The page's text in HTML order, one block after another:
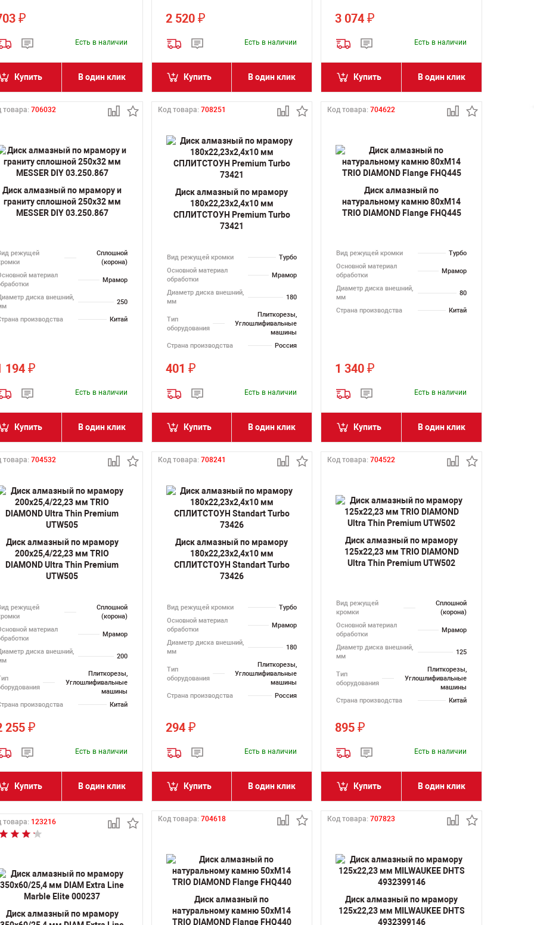
₽
Есть в наличии
Купить В один клик
2 520 ₽
Есть в наличии
Купить В один клик
3 074₽
Есть в наличии
Купить В один клик
товара: 706032
Диск алмазный по мрамору и
граниту сплошной 250х32 мм
MESSER DIY 03.250.867
режущей
Сплошной
(корона)
материал
Мрамор
диска внешний,
250
производства Китай
194 ₽
Есть в наличии
Купить В один клик
Код товара: 708251
Диск алмазный по мрамору
180х22,23х2,4х10 мм
СПЛИТСТОУН Premium Turbo
73421
Вид режущей кромки
Турбо
Основной материал
обработки
Мрамор
Диаметр диска внешний,
мм
180
Тип
оборудования
Плиткорезы,
Углошлифивальные
машины
Страна производства
Россия
401 ₽
Есть в наличии
Купить В один клик
Код товара:704622
Диск алмазный по
натуральному камню 80хM14
TRIO DIAMOND Flange FHQ445
Вид режущей кромки
Турбо
Основной материал
обработки
Мрамор
Диаметр диска внешний,
мм
80
Страна производства Китай
1 340₽
Есть в наличии
Купить В один клик
товара: 704532
Диск алмазный по мрамору
200х25,4/22,23 мм TRIO
DIAMOND Ultra Thin Premium
UTW505
режущей
Сплошной
(корона)
материал
Мрамор
диска внешний,
200
Плиткорезы,
Углошлифивальные
машины
производства
Китай
255 ₽
Есть в наличии
Купить В один клик
Код товара: 708241
Диск алмазный по мрамору
180х22,23х2,4х10 мм
СПЛИТСТОУН Standart Turbo
73426
Вид режущей кромки
Турбо
Основной материал
обработки
Мрамор
Диаметр диска внешний,
мм
180
Тип
оборудования
Плиткорезы,
Углошлифивальные
машины
Страна производства
Россия
294 ₽
Есть в наличии
Купить В один клик
Код товара:704522
Диск алмазный по мрамору
125х22,23 мм TRIO DIAMOND
Ultra Thin Premium UTW502
Вид режущей
кромки
Сплошной
(корона)
Основной материал
обработки
Мрамор
Диаметр диска внешний,
мм
125
Тип
оборудования
Плиткорезы,
Углошлифивальные
машины
Страна производства
Китай
895₽
Есть в наличии
Купить В один клик
товара: 123216
Диск алмазный по мрамору
Код товара: 704618
Диск алмазный по
натуральному камню 50хM14
TRIO DIAMOND Flange FHQ440
Код товара:707823
Диск алмазный по мрамору
125х22,23 мм MILWAUKEE DHTS
4932399146